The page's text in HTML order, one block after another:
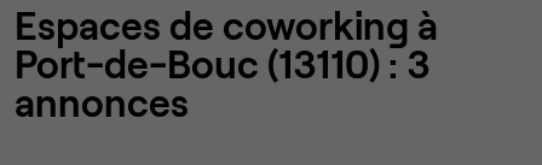
Espaces de coworking à
Port-de-Bouc (13110) : 3
annonces